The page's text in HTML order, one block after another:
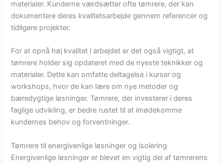
materialer. Kunderne værdsætter ofte tømrere, der kan
dokumentere deres kvalitetsarbejde gennem referencer og
tidligere projekter.
For at opnå høj kvalitet i arbejdet er det også vigtigt, at
tømrere holder sig opdateret med de nyeste teknikker og
materialer. Dette kan omfatte deltagelse i kurser og
workshops, hvor de kan lære om nye metoder og
bæredygtige løsninger. Tømrere, der investerer i deres
faglige udvikling, er bedre rustet til at imødekomme
kundernes behov og forventninger.
Tømrere til energivenlige løsninger og isolering
Energivenlige løsninger er blevet en vigtig del af tømrerens